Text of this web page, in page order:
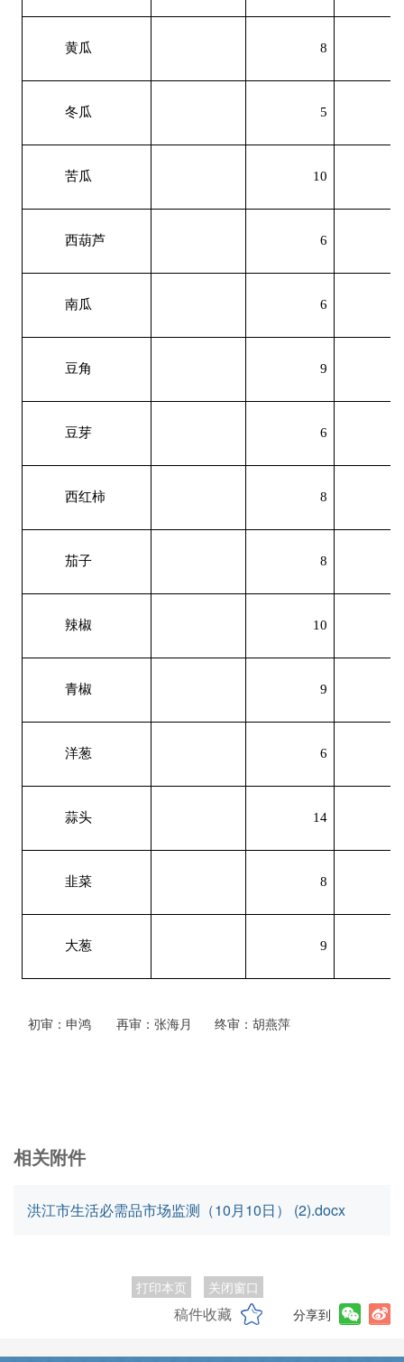
黄瓜 8
冬瓜 5
苦瓜 10
西葫芦 6
南瓜 6
豆角 9
豆芽 6
西红柿 8
茄子 8
辣椒 10
青椒 9
洋葱 6
蒜头 14
韭菜 8
大葱 9
初审 ：申鸿 再审 ：张海月 终审 ：胡燕萍
相关附件
洪江市生活必需品市场监测（10月10日） (2).docx
打印本页 关闭窗口
稿件收藏 分享到